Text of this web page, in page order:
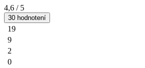
4,6 / 5
30 hodnotení
19
9
2
0